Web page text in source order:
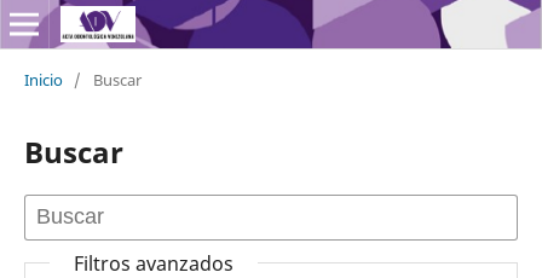
Inicio / Buscar
Buscar
Filtros avanzados